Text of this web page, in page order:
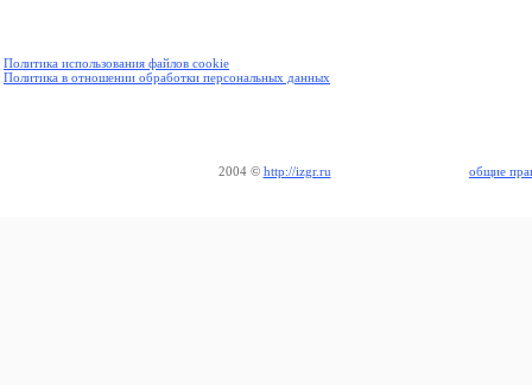
Политика использования файлов cookie
Политика в отношении обработки персональных данных
2004 © http://izgr.ru общие